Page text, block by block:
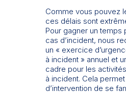
Comme vous pouvez
ces délais sont
Pour gagner un temps
cas d’incident, nous
un « exercice
à incident » annuel et
cadre pour les
à incident. Cela permet
d’intervention de se